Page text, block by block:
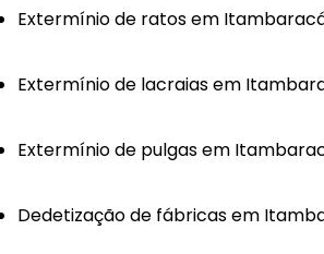
Extermínio de ratos em
Extermínio de lacraias em
Extermínio de pulgas em
Dedetização de fábricas em